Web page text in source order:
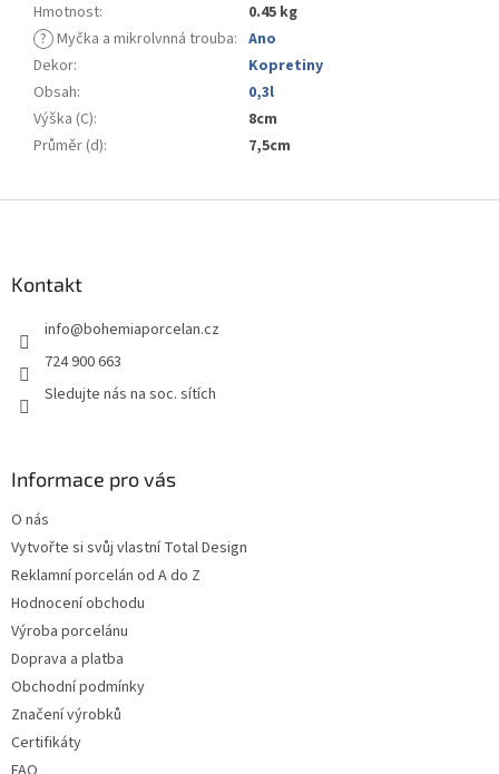
Hmotnost:
0.45 kg
? Myčka a mikrolvnná trouba: Ano
Dekor:
Kopretiny
Obsah:
0,3l
Výška (C):
8cm
Průměr (d): 7,5cm
Kontakt
info@bohemiaporcelan.cz
724 900 663
Sledujte nás na soc. sítích
Informace pro vás
O nás
Vytvořte si svůj vlastní Total Design
Reklamní porcelán od A do Z
Hodnocení obchodu
Výroba porcelánu
Doprava a platba
Obchodní podmínky
Značení výrobků
Certifikáty